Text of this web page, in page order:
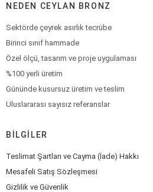
NEDEN CEYLAN BRONZ
Sektörde çeyrek asırlık tecrübe
Birinci sınıf hammade
Özel ölçü, tasarım ve proje uygulaması
%100 yerli üretim
Gününde kusursuz üretim ve teslim
Uluslararası sayısız referanslar
BILGILER
Teslimat Şartları ve Cayma (İade) Hakkı
Mesafeli Satış Sözleşmesi
Gizlilik ve Güvenlik